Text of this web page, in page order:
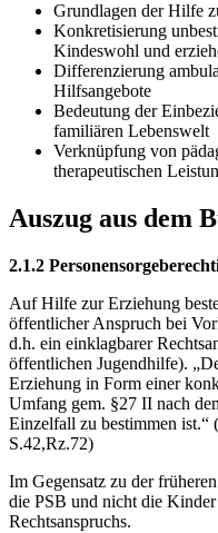
Grundlagen der Hilfe
Konkretisierung
Kindeswohl und
Differenzierung
Hilfsangebote
Bedeutung der
familiären Lebenswelt
Verknüpfung von
therapeutischen
Auszug aus dem
2.1.2
Auf Hilfe zur Erziehung
öffentlicher Anspruch bei
d.h. ein einklagbarer
öffentlichen Jugendhilfe).
Erziehung in Form einer
Umfang gem. §27 II nach
Einzelfall zu bestimmen
S.42,Rz.72)
Im Gegensatz zu der
die PSB und nicht die
Rechtsanspruchs.